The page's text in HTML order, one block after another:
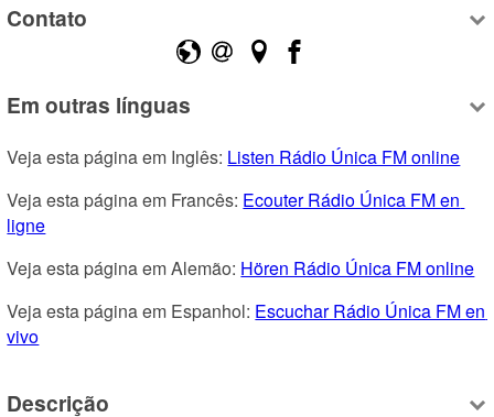
Contato
Em outras línguas
Veja esta página em Inglês: Listen Rádio Única FM online
Veja esta página em Francês: Ecouter Rádio Única FM en
ligne
Veja esta página em Alemão: Hören Rádio Única FM online
Veja esta página em Espanhol: Escuchar Rádio Única FM en
vivo
Descrição